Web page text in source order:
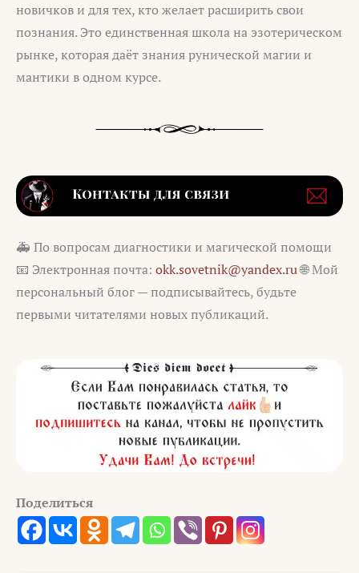
новичков и для тех, кто желает расширить свои
познания. Это единственная школа на эзотерическом
рынке, которая даёт знания рунической магии и
мантики в одном курсе.
🚑 По вопросам диагностики и магической помощи
📧 Электронная почта: okk.sovetnik@yandex.ru🌐 Мой
персональный блог — подписывайтесь, будьте
первыми читателями новых публикаций.
Поделиться